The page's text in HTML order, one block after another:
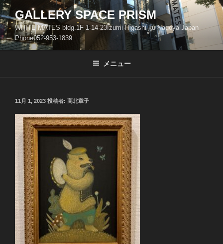
コ
ン
テ
ン
ツ
GALLERY SPACE PRISM
WHITE MATES bldg.1F 1-14-23Izumi Higashi-ku Nagoya Japan
Phone052-953-1839
メニュー
投
日:
11月 1, 2023 投稿者: 高北章子